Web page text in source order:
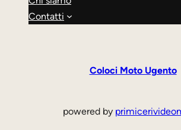
Contatti
Coloci Moto Ugento
powered by